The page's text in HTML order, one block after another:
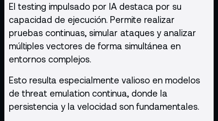
El testing impulsado por IA destaca por su
capacidad de ejecución. Permite realizar
pruebas continuas, simular ataques y analizar
múltiples vectores de forma simultánea en
entornos complejos.
Esto resulta especialmente valioso en modelos
de threat emulation continua, donde la
persistencia y la velocidad son fundamentales.